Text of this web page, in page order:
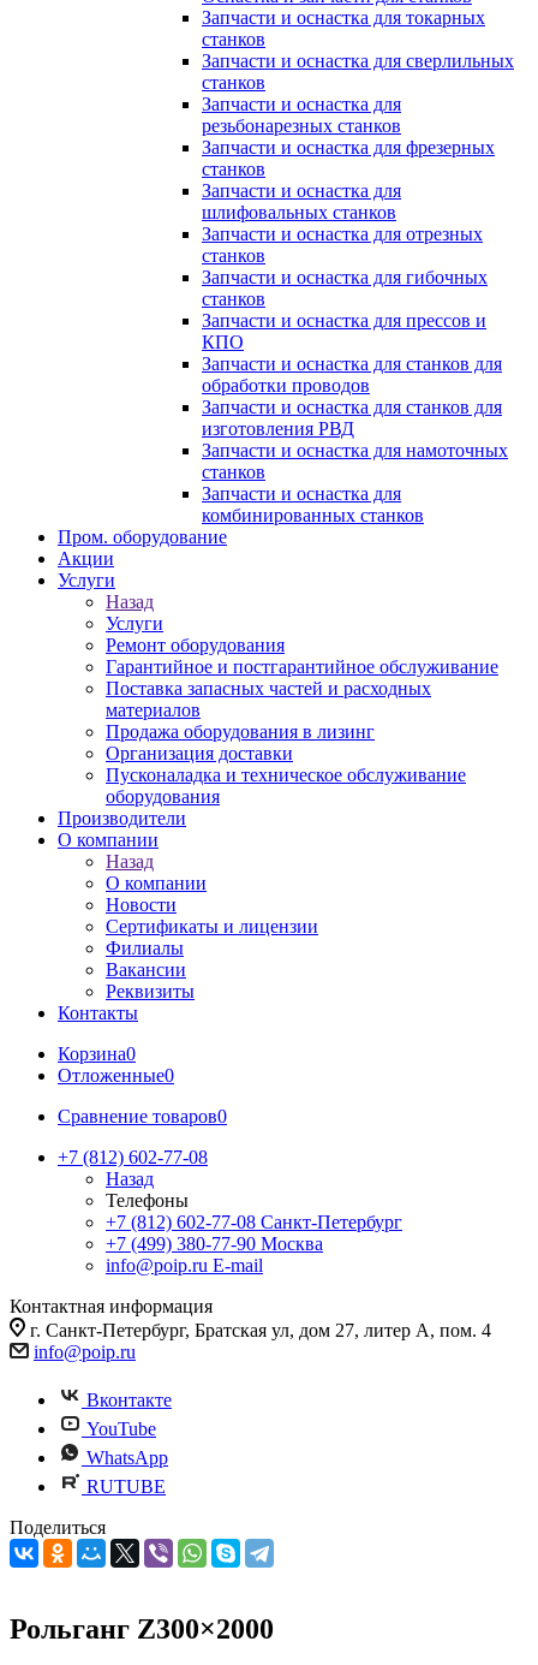
Запчасти и оснастка для токарных
станков
Запчасти и оснастка для сверлильных
станков
Запчасти и оснастка для
резьбонарезных станков
Запчасти и оснастка для фрезерных
станков
Запчасти и оснастка для
шлифовальных станков
Запчасти и оснастка для отрезных
станков
Запчасти и оснастка для гибочных
станков
Запчасти и оснастка для прессов и
КПО
Запчасти и оснастка для станков для
обработки проводов
Запчасти и оснастка для станков для
изготовления РВД
Запчасти и оснастка для намоточных
станков
Запчасти и оснастка для
комбинированных станков
Пром. оборудование
Акции
Услуги
Назад
Услуги
Ремонт оборудования
Гарантийное и постгарантийное обслуживание
Поставка запасных частей и расходных
материалов
Продажа оборудования в лизинг
Организация доставки
Пусконаладка и техническое обслуживание
оборудования
Производители
О компании
Назад
О компании
Новости
Сертификаты и лицензии
Филиалы
Вакансии
Реквизиты
Контакты
Корзина0
Отложенные0
Сравнение товаров0
+7 (812) 602-77-08
Назад
Телефоны
+7 (812) 602-77-08 Санкт-Петербург
+7 (499) 380-77-90 Москва
info@poip.ru E-mail
Контактная информация
г. Санкт-Петербург, Братская ул, дом 27, литер А, пом. 4
info@poip.ru
Вконтакте
YouTube
WhatsApp
RUTUBE
Поделиться
Рольганг Z300×2000